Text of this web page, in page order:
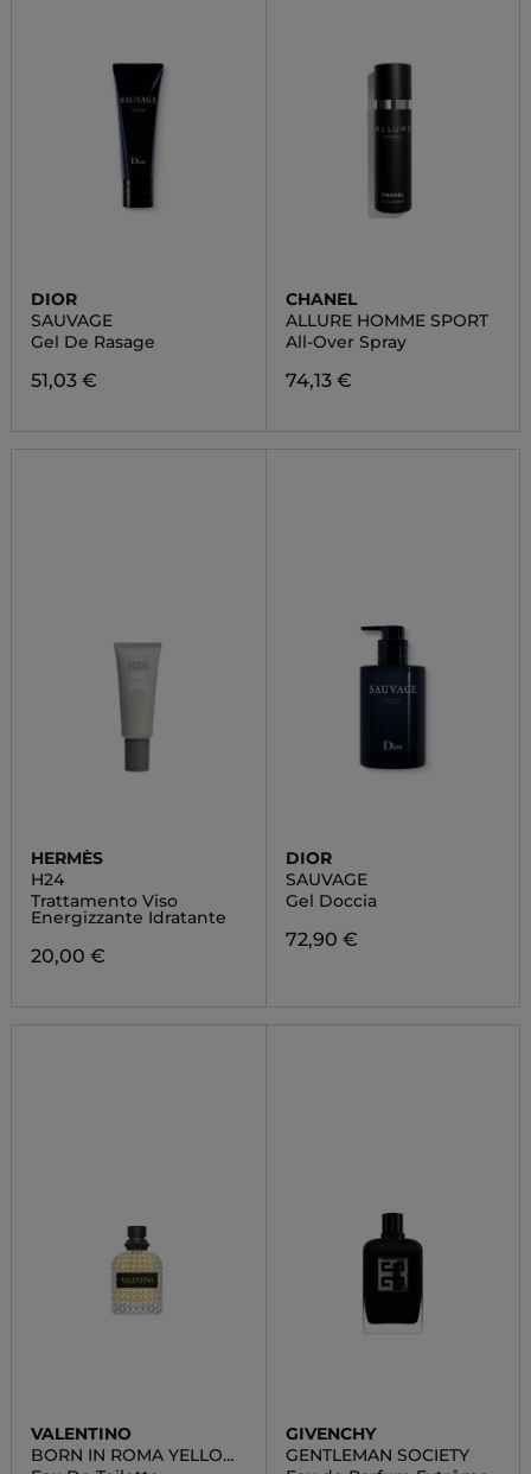
DIOR
SAUVAGE
Gel De Rasage
51,03 €
CHANEL
ALLURE HOMME SPORT
All-Over Spray
74,13 €
HERMÈS
H24
Trattamento Viso
Energizzante Idratante
20,00 €
DIOR
SAUVAGE
Gel Doccia
72,90 €
VALENTINO
BORN IN ROMA YELLOW
GIVENCHY
GENTLEMAN SOCIETY